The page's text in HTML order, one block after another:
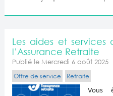
Les aides et services
l’Assurance Retraite
Publié le Mercredi 6 août 2025
Offre de service
Retraite
Vous